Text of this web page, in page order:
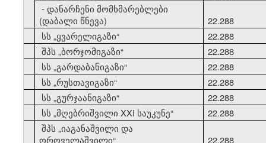
- დანარჩენი მომხმარებლები
(დაბალი წნევა)
22.288
სს„ყვარელიგაზი“
22.288
შპს„ბორჯომიგაზი“
22.288
სს„გარდაბანიგაზი“
22.288
სს„რუსთავიგაზი“
22.288
სს„გურჯაანიგაზი“
22.288
სს„მღებრიშვილი XXI საუკუნე“ 22.288
შპს„იაგანაშვილი და
ოროველაშვილი“
22.288